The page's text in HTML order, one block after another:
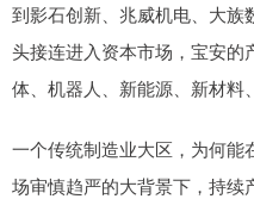
到影石创新、兆威机电、大族
头接连进入资本市场，宝安的
体、机器人、新能源、新材料
一个传统制造业大区，为何
场审慎趋严的大背景下，持续